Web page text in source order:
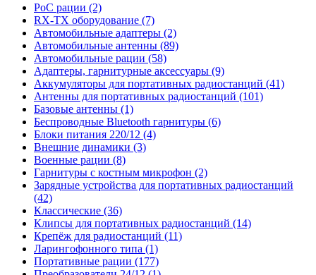
PoC рации (2)
RX-TX оборудование (7)
Автомобильные адаптеры (2)
Автомобильные антенны (89)
Автомобильные рации (58)
Адаптеры, гарнитурные аксессуары (9)
Аккумуляторы для портативных радиостанций (41)
Антенны для портативных радиостанций (101)
Базовые антенны (1)
Беспроводные Bluetooth гарнитуры (6)
Блоки питания 220/12 (4)
Внешние динамики (3)
Военные рации (8)
Гарнитуры с костным микрофон (2)
Зарядные устройства для портативных радиостанций
(42)
Классические (36)
Клипсы для портативных радиостанций (14)
Крепёж для радиостанций (11)
Ларингофонного типа (1)
Портативные рации (177)